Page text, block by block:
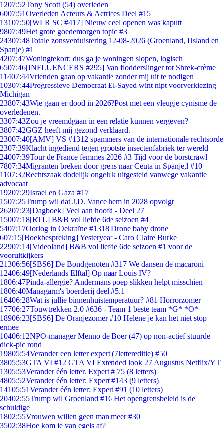
1207:52Tony Scott (54) overleden
6007:51Overleden Acteurs & Actrices Deel #15
13107:50[WLR SC #417] Nieuw deel openen was kaputt
9807:49Het grote goedemorgen topic #3
24307:48Totale zonsverduistering 12-08-2026 (Groenland, IJsland en
Spanje) #1
4207:47Woningtekort: dus ga je woningen slopen, logisch
6507:46[INFLUENCERS #295] Van flodderslinger tot Shrek-crème
11407:44Vrienden gaan op vakantie zonder mij uit te nodigen
10307:44Progressieve Democraat El-Sayed wint nipt voorverkiezing
Michigan
23807:43Wie gaan er dood in 2026?Post met een vleugje cynisme de
overledenen.
3307:43Zou je vreemdgaan in een relatie kunnen vergeven?
3807:42GGZ heeft mij gezond verklaard.
23007:40[AMV] VS #1312 spammers van de internationale rechtsorde
2307:39Klacht ingediend tegen grootste insectenfabriek ter wereld
24007:39Tour de France femmes 2026 #3 Tijd voor de borstcrawl
7807:34Migranten breken door grens naar Ceuta in Spanje,l #10
1107:32Rechtszaak dodelijk ongeluk uitgesteld vanwege vakantie
advocaat
19207:29Israel en Gaza #17
1507:25Trump wil dat J.D. Vance hem in 2028 opvolgt
26207:23[Dagboek] Veel aan hoofd - Deel 27
15007:18[RTL] B&B vol liefde 6de seizoen #4
5407:17Oorlog in Oekraïne #1318 Drone baby drone
607:15[Boekbespreking] Yesteryear - Caro Claire Burke
22907:14[Videoland] B&B vol liefde 6de seizoen #1 voor de
vooruitkijkers
21306:56[SBS6] De Bondgenoten #317 We dansen de macaroni
12406:49[Nederlands Elftal] Op naar Louis IV?
1806:47Pinda-allergie? Andermans poep slikken helpt misschien
1806:40Managarm's boerderij deel #5.1
16406:28Wat is jullie binnenhuistemperatuur? #81 Horrorzomer
17706:27Touwtrekken 2.0 #636 - Team 1 beste team *G* *O*
18906:23[SBS6] De Oranjezomer #10 Helene je kan het niet stop
ermee
10406:12NPO-manager Menno de Boer (47) op non-actief stuurde
dick-pic rond
19805:54Verander een letter expert (7lettereditie) #50
3805:53GTA VI #12 GTA VI Extended look 27 Augustus Netflix/YT
1305:53Verander één letter. Expert # 75 (8 letters)
4805:52Verander één letter: Expert #143 (9 letters)
14105:51Verander één letter: Expert #91 (10 letters)
20402:55Trump wil Groenland #16 Het opengrensbeleid is de
schuldige
1802:55Vrouwen willen geen man meer #30
3502:38Hoe kom je van egels af?